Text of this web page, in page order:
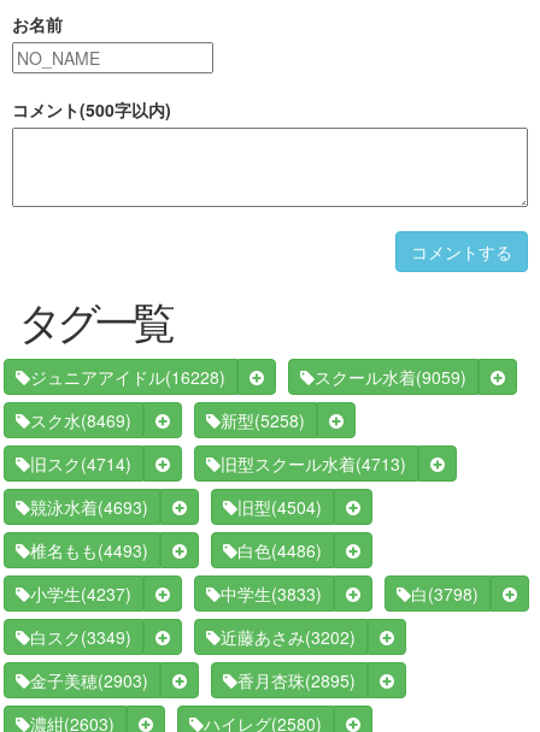
お名前
コメント(500字以内)
コメントする
タグ一覧
ジュニアアイドル(16228) スクール水着(9059)
スク水(8469) 新型(5258)
旧スク (4714) 旧型スクール水着(4713)
競泳水着(4693) 旧型(4504)
椎名もも (4493) 白色(4486)
小学生(4237) 中学生(3833) 白 (3798)
白スク (3349) 近藤あさみ(3202)
金子美穂(2903) 香月杏珠(2895)
濃紺(2603) ハイレグ(2580)